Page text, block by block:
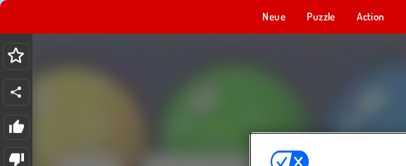
Neue Puzzle Action